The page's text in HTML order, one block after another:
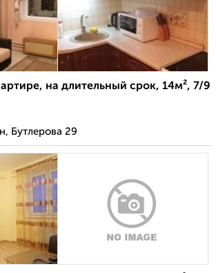
на длительный срок, 14м², 7/9
Бутлерова 29